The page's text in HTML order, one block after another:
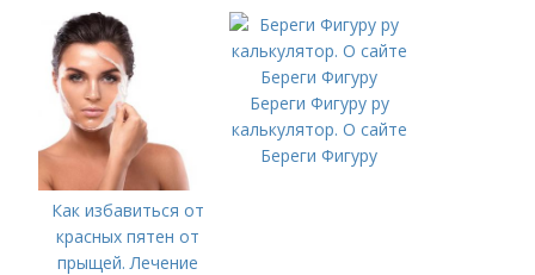
Как избавиться от
красных пятен от
прыщей. Лечение
Береги Фигуру ру
калькулятор. О сайте
Береги Фигуру